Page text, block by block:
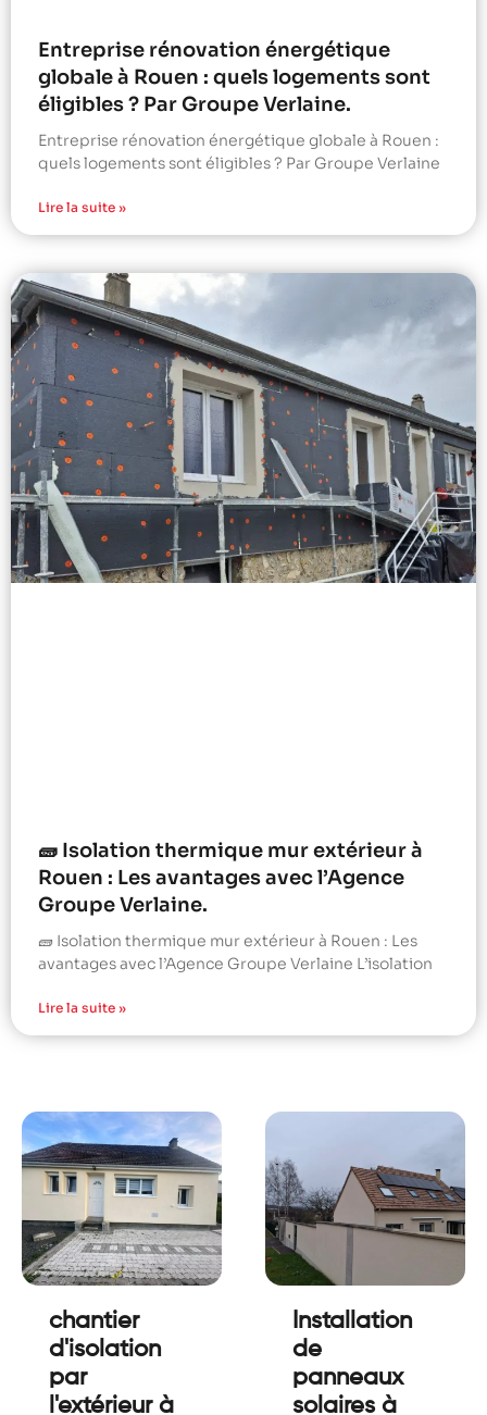
Entreprise rénovation énergétique
globale à Rouen : quels logements sont
éligibles ? Par Groupe Verlaine.
Entreprise rénovation énergétique globale à Rouen :
quels logements sont éligibles ? Par Groupe Verlaine
Lire la suite »
🧱 Isolation thermique mur extérieur à
Rouen : Les avantages avec l’Agence
Groupe Verlaine.
🧱 Isolation thermique mur extérieur à Rouen : Les
avantages avec l’Agence Groupe Verlaine L’isolation
Lire la suite »
chantier
d'isolation
par
l'extérieur à
Installation
de
panneaux
solaires à